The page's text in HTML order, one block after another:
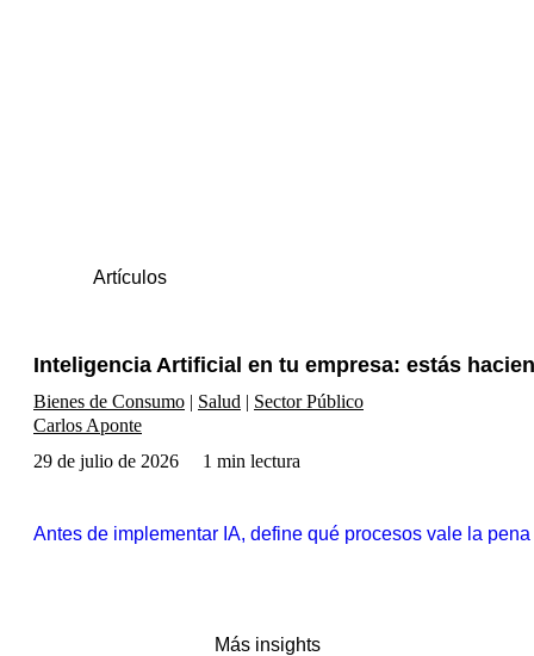
Artículos
Inteligencia Artificial en tu empresa: estás
Bienes de Consumo Salud
Sector Público
Carlos Aponte
29 de julio de 2026
1 min lectura
Antes de implementar IA, define qué procesos vale la
Más insights